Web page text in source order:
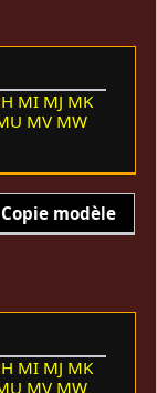
MI MJ MK
MV MW
Copie modèle
MI MJ MK
MV MW